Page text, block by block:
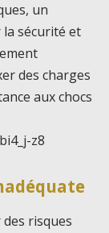
un
sécurité et
des charges
aux chocs
z8
risques